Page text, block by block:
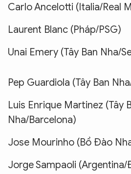
Carlo Ancelotti (Italia/Real
Laurent Blanc (Pháp/PSG)
Unai Emery (Tây Ban Nha/
Pep Guardiola (Tây Ban
Luis Enrique Martinez (Tây
Nha/Barcelona)
Jose Mourinho (Bồ Đào
Jorge Sampaoli (Argentina/